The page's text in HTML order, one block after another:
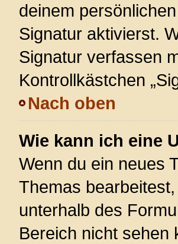
deinem
Signatur aktivierst.
Signatur verfassen
Kontrollkästchen
Nach oben
Wie kann ich eine
Wenn du ein neues
Themas
unterhalb des
Bereich nicht sehen